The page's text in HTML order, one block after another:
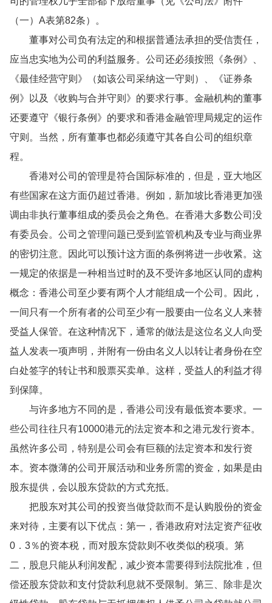
（一）A表第82条）。
董事对公司负有法定的和根据普通法承担的受信责任，
应当忠实地为公司的利益服务。公司还必须按照《条例》、
《最佳经营守则》（如该公司采纳这一守则）、《证券条
例》以及《收购与合并守则》的要求行事。金融机构的董事
还要遵守《银行条例》的要求和香港金融管理局规定的运作
守则。当然，所有董事也都必须遵守其各自公司的组织章
程。
香港对公司的管理是符合国际标准的，但是，亚大地区
有些国家在这方面仍超过香港。例如，新加坡比香港更加强
调由非执行董事组成的委员会之角色。在香港大多数公司没
有委员会。公司之管理问题已受到监管机构及专业与商业界
的密切注意。因此可以预计这方面的条例将进一步收紧。这
一规定的依据是一种相当过时的及不受许多地区认同的虚构
概念：香港公司至少要有两个人才能组成一个公司。因此，
一间只有一个所有者的公司至少有一股要由一位名义人来替
受益人保管。在这种情况下，通常的做法是这位名义人向受
益人发表一项声明，并附有一份由名义人以转让者身份在空
白处签字的转让书和股票买卖单。这样，受益人的利益才得
到保障。
与许多地方不同的是，香港公司没有最低资本要求。一
些公司往往只有10000港元的法定资本和之港元发行资本。
虽然许多公司，特别是公司会有巨额的法定资本和发行资
本。资本微薄的公司开展活动和业务所需的资金，如果是由
股东提供，会以股东贷款的方式充抵。
把股东对其公司的投资当做贷款而不是认购股份的资金
来对待，主要有以下优点：第一，香港政府对法定资产征收
0．3％的资本税，而对股东贷款则不收类似的税项。第
二，股息只能从利润发配，减少资本需要得到法院批准，但
偿还股东贷款和支付贷款利息就不受限制。第三、除非是次